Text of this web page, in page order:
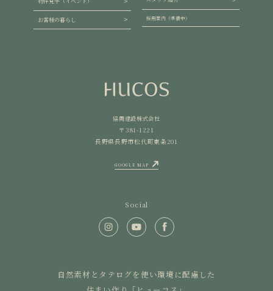
協同建設株式会社
〒381-1221
長野県長野市松代町東条201
GOOGLE MAP
Social
お客様の暮らし 採用案内（準備中）
自然素材とタテログを使い環境に配慮した